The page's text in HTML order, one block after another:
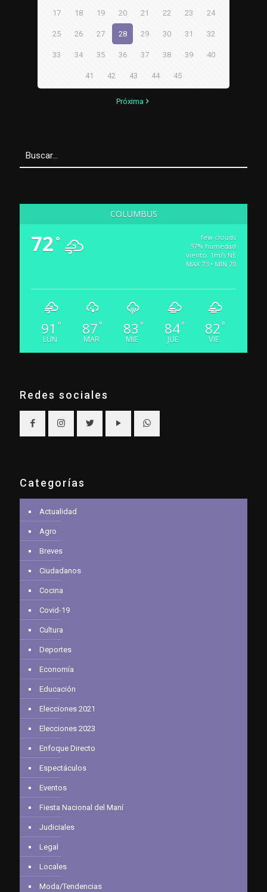
17 18 19 20 21 22 23 24
25 26 27 28 29 30 31 32
33 34 35 36 37 38 39 40
41 42 43 44 45
Próxima
COLUMBUS
72 °
few clouds
97% humedad
viento: 1m/s NE
MAX 73 • MIN 70
91 °
LUN
87 °
MAR
83 °
MIE
84°
JUE
82 °
VIE
Redes sociales
Categorías
Actualidad
Agro
Breves
Ciudadanos
Cocina
Covid-19
Cultura
Deportes
Economía
Educación
Elecciones 2021
Elecciones 2023
Enfoque Directo
Espectáculos
Eventos
Fiesta Nacional del Maní
Judiciales
Legal
Locales
Moda/Tendencias